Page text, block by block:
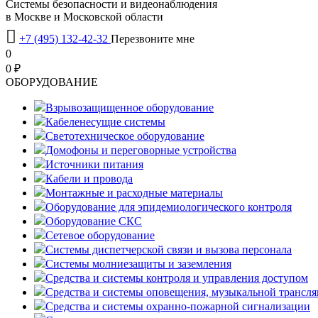
Системы безопасности и видеонаблюдения
в Москве и Московской области
 +7 (495) 132-42-32 Перезвоните мне
0
0 ₽
OБОРУДОВАНИЕ
Взрывозащищенное оборудование
Кабеленесущие системы
Светотехническое оборудование
Домофоны и переговорные устройства
Источники питания
Кабели и провода
Монтажные и расходные материалы
Оборудование для эпидемиологического контроля
Оборудование СКС
Сетевое оборудование
Системы диспетчерской связи и вызова персонала
Системы молниезащиты и заземления
Средства и системы контроля и управления доступом
Средства и системы оповещения, музыкальной
Средства и системы охранно-пожарной сигнализации